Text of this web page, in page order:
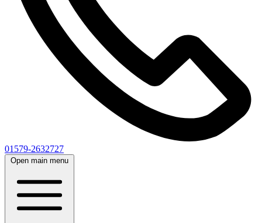
01579-2632727
Open main menu